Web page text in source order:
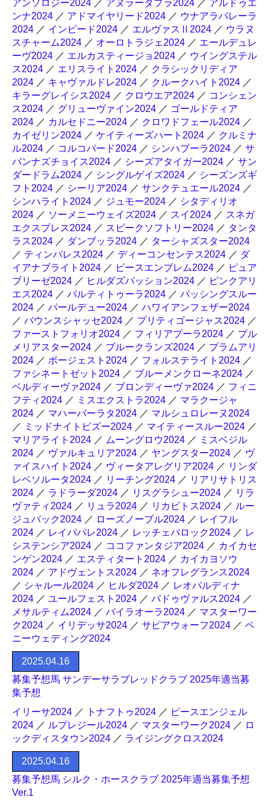
アンソロジー2024 ／ アヌラーダプラ2024 ／ アルドゥエ
ンナ2024 ／ アドマイヤリード2024 ／ ウナアラバレーラ
2024 ／ インピード2024 ／ エルヴァスⅡ2024 ／ ウラヌ
スチャーム2024 ／ オーロトラジェ2024 ／ エールデュレ
ーヴ2024 ／ エルカスティージョ2024 ／ ウイングステル
ス2024 ／ エリスライト2024 ／ クラシックリディア
2024 ／ キャヴァルドレ2024 ／ クルークハイト2024 ／
キラーグレイシス2024 ／ クロウエア2024 ／ コンシェン
ス2024 ／ グリューヴァイン2024 ／ ゴールドティア
2024 ／ カルセドニー2024 ／ クロワドフェール2024 ／
カイゼリン2024 ／ ケイティーズハート2024 ／ クルミナ
ル2024 ／ コルコバード2024 ／ シンハプーラ2024 ／ サ
バンナズチョイス2024 ／ シーズアタイガー2024 ／ サン
ダードラム2024 ／ シングルゲイズ2024 ／ シーズンズギ
フト2024 ／ シーリア2024 ／ サンクテュエール2024 ／
シンハライト2024 ／ ジュモー2024 ／ シタディリオ
2024 ／ ソーメニーウェイズ2024 ／ スイ2024 ／ スネガ
エクスプレス2024 ／ スピークソフトリー2024 ／ タンタ
ラス2024 ／ ダンブッラ2024 ／ ターシャズスター2024
／ ティンバレス2024 ／ ディーコンセンテス2024 ／ ダ
イアナブライト2024 ／ ピースエンブレム2024 ／ ピュア
ブリーゼ2024 ／ ヒルダズパッション2024 ／ ピンクアリ
エス2024 ／ パルティトゥーラ2024 ／ パッシングスルー
2024 ／ パールデュー2024 ／ ハワイアンフェザー2024
／ バウンスシャッセ2024 ／ プリティゴージャス2024 ／
ファーストフォリオ2024 ／ フィリアプーラ2024 ／ プル
メリアスター2024 ／ ブルークランズ2024 ／ プラムアリ
2024 ／ ボージェスト2024 ／ フォルステライト2024 ／
ファシネートゼット2024 ／ ブルーメンクローネ2024 ／
ベルディーヴァ2024 ／ ブロンディーヴァ2024 ／ フィニ
フティ2024 ／ ミスエクストラ2024 ／ マラクージャ
2024 ／ マハーバーラタ2024 ／ マルシュロレーヌ2024
／ ミッドナイトビズー2024 ／ マイティースルー2024 ／
マリアライト2024 ／ ムーングロウ2024 ／ ミスベジル
2024 ／ ヴァルキュリア2024 ／ ヤングスター2024 ／ ヴ
ァイスハイト2024 ／ ヴィータアレグリア2024 ／ リンダ
レベソルータ2024 ／ リーチング2024 ／ リアリサトリス
2024 ／ ラドラーダ2024 ／ リスグラシュー2024 ／ リラ
ヴァティ2024 ／ リュラ2024 ／ リカビトス2024 ／ ルー
ジュバック2024 ／ ローズノーブル2024 ／ レイフル
2024 ／ レイパパレ2024 ／ レッチェバロック2024 ／ レ
システンシア2024 ／ ココファンタジア2024 ／ カイカセ
ンゲン2024 ／ エスティタート2024 ／ カイカヨソウ
2024 ／ アドヴェントス2024 ／ ネオフレグランス2024
／ シャルール2024 ／ ヒルダ2024 ／ レオパルディナ
2024 ／ ユールフェスト2024 ／ パドゥヴァルス2024 ／
メサルティム2024 ／ バイラオーラ2024 ／ マスターワー
ク2024 ／ イリデッサ2024 ／ サピアウォーフ2024 ／ ペ
ニーウェディング2024
2025.04.16
募集予想馬 サンデーサラブレッドクラブ 2025年適当募
集予想
イリーサ2024 ／ トナフトゥ2024 ／ ピースエンジェル
2024 ／ ルプレジール2024 ／ マスターワーク2024 ／ ロ
ックディスタウン2024 ／ ライジングクロス2024
2025.04.16
募集予想馬 シルク・ホースクラブ 2025年適当募集予想
Ver.1